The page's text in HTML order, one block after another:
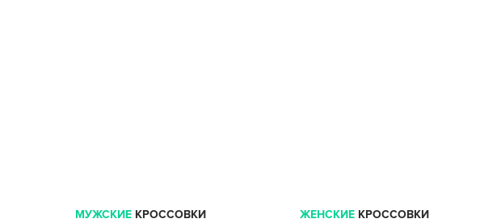
МУЖСКИЕКРОССОВКИ
ЖЕНСКИЕКРОССОВКИ